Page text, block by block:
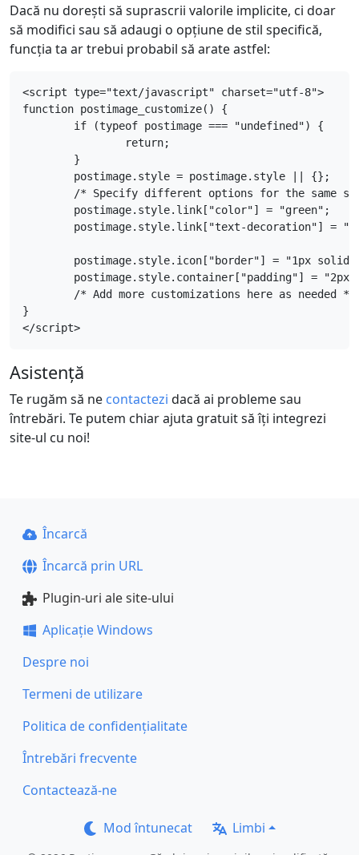
Dacă nu dorești să suprascrii valorile implicite, ci doar
să modifici sau să adaugi o opțiune de stil specifică,
funcția ta ar trebui probabil să arate astfel:
<script type="text/javascript" charset="utf-8">
function postimage_customize() {
}
</script>
Asistență
Te rugăm să ne contactezi dacă ai probleme sau
întrebări. Te putem chiar ajuta gratuit să îți integrezi
site-ul cu noi!
Încarcă
Încarcă prin URL
Plugin-uri ale site-ului
Aplicație Windows
Despre noi
Termeni de utilizare
Politica de confidențialitate
Întrebări frecvente
Contactează-ne
Mod întunecat Limbi